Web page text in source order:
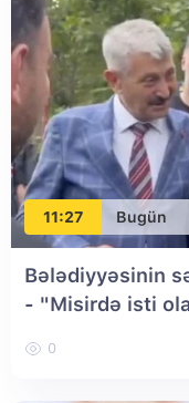
11:27 Bugün
Bələdiyyəsinin
- "Misirdə isti
0